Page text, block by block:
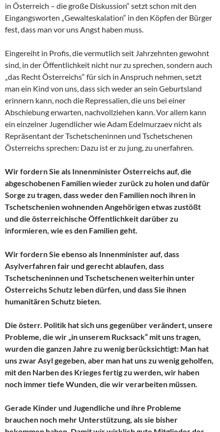
in Österreich – die große Diskussion“ setzt schon mit den
Eingangsworten „Gewalteskalation“ in den Köpfen der Bürger
fest, dass man vor uns Angst haben muss.
Eingereiht in Profis, die vermutlich seit Jahrzehnten gewohnt
sind, in der Öffentlichkeit nicht nur zu sprechen, sondern auch
„das Recht Österreichs“ für sich in Anspruch nehmen, setzt
man ein Kind von uns, dass sich weder an sein Geburtsland
erinnern kann, noch die Repressalien, die uns bei einer
Abschiebung erwarten, nachvollziehen kann. Vor allem kann
ein einzelner Jugendlicher wie Adam Edelmurzaev nicht als
Repräsentant der Tschetscheninnen und Tschetschenen
Österreichs sprechen: Dazu ist er zu jung, zu unerfahren.
Wir fordern Sie als Innenminister Österreichs auf, die
abgeschobenen Familien wieder zurück zu holen und dafür
Sorge zu tragen, dass weder den Familien noch ihren in
Tschetschenien wohnenden Angehörigen etwas zustößt
und die österreichische Öffentlichkeit darüber zu
informieren, wie es den Familien geht.
Wir fordern Sie ebenso als Innenminister auf, dass
Asylverfahren fair und gerecht ablaufen, dass
Tschetscheninnen und Tschetschenen weiterhin unter
Österreichs Schutz leben dürfen, und dass Sie ihnen
humanitären Schutz bieten.
Die österr. Politik hat sich uns gegenüber verändert, unsere
Probleme, die wir „in unserem Rucksack“ mit uns tragen,
wurden die ganzen Jahre zu wenig berücksichtigt: Man hat
uns zwar Asyl gegeben, aber man hat uns zu wenig geholfen,
mit den Narben des Krieges fertig zu werden, wir haben
noch immer tiefe Wunden, die wir verarbeiten müssen.
Gerade Kinder und Jugendliche und ihre Probleme
brauchen noch mehr Unterstützung, als sie bisher